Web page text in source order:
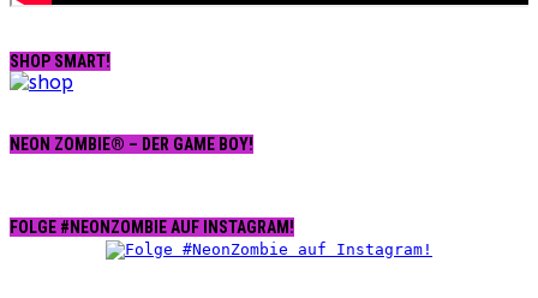
SHOP SMART!
NEON ZOMBIE® – DER GAME BOY!
FOLGE #NEONZOMBIE AUF INSTAGRAM!